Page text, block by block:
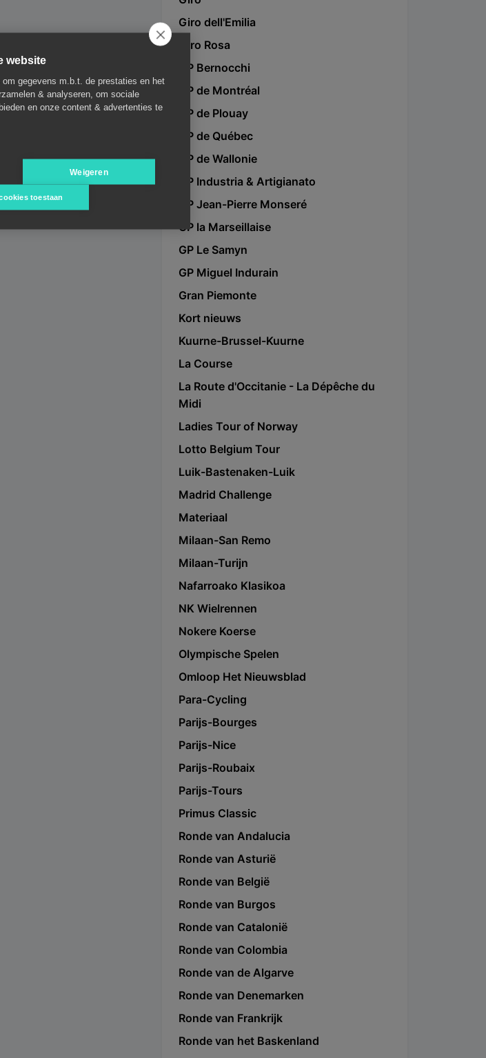
Giro dell'Emilia
Giro Rosa
GP Bernocchi
GP de Montréal
GP de Plouay
GP de Québec
GP de Wallonie
GP Industria & Artigianato
GP Jean-Pierre Monseré
GP la Marseillaise
GP Le Samyn
GP Miguel Indurain
Gran Piemonte
Kort nieuws
Kuurne-Brussel-Kuurne
La Course
La Route d'Occitanie - La Dépêche du
Midi
Ladies Tour of Norway
Lotto Belgium Tour
Luik-Bastenaken-Luik
Madrid Challenge
Materiaal
Milaan-San Remo
Milaan-Turijn
Nafarroako Klasikoa
NK Wielrennen
Nokere Koerse
Olympische Spelen
Omloop Het Nieuwsblad
Para-Cycling
Parijs-Bourges
Parijs-Nice
Parijs-Roubaix
Parijs-Tours
Primus Classic
Ronde van Andalucia
Ronde van Asturië
Ronde van België
Ronde van Burgos
Ronde van Catalonië
Ronde van Colombia
Ronde van de Algarve
Ronde van Denemarken
Ronde van Frankrijk
Ronde van het Baskenland
website
gegevens m.b.t. de prestaties en het
& analyseren, om sociale
en onze content & advertenties te
Weigeren
toestaan